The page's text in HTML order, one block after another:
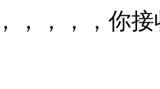
，，，，你